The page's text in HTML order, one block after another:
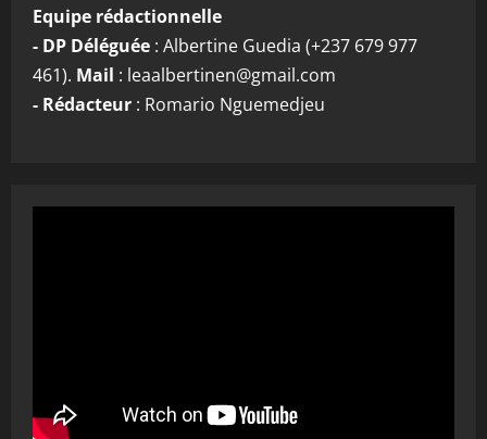
Equipe rédactionnelle
- DP Déléguée : Albertine Guedia (+237 679 977
461). Mail : leaalbertinen@gmail.com
- Rédacteur : Romario Nguemedjeu